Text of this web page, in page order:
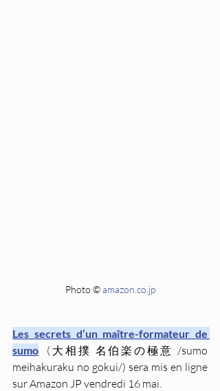
Photo © amazon.co.jp
Les secrets d’un maître-formateur de
sumo (大相撲 名伯楽の極意 /sumo
meihakuraku no gokui/) sera mis en ligne
sur Amazon JP vendredi 16 mai.